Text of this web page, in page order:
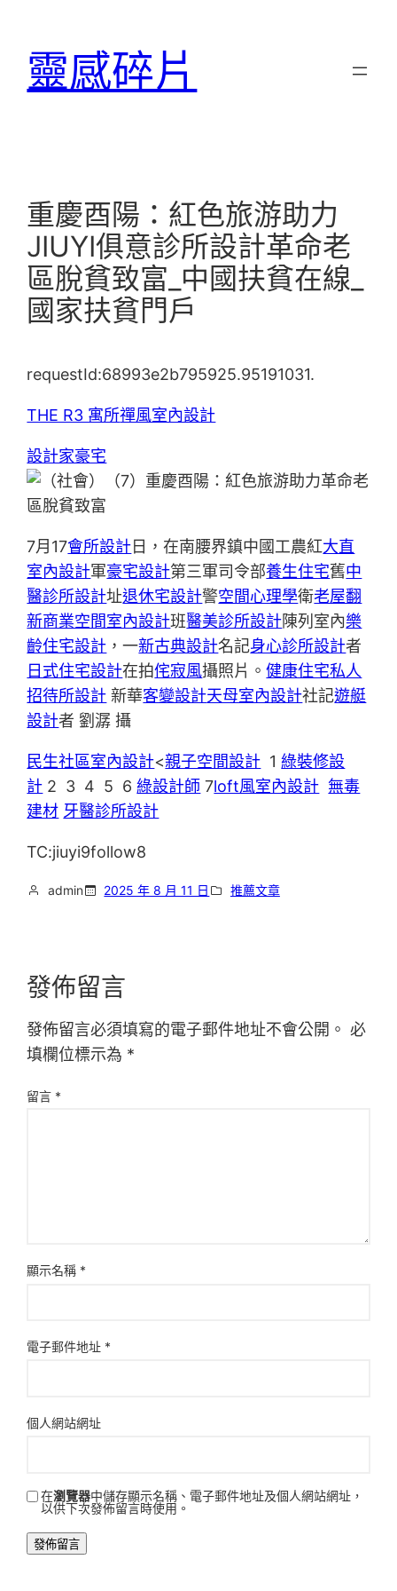
靈感碎片
重慶酉陽：紅色旅游助力
JIUYI俱意診所設計革命老
區脫貧致富_中國扶貧在線_
國家扶貧門戶
requestId:68993e2b795925.95191031.
THE R3 寓所禪風室內設計
設計家豪宅
7月17會所設計日，在南腰界鎮中國工農紅大直
室內設計軍豪宅設計第三軍司令部養生住宅舊中
醫診所設計址退休宅設計警空間心理學衛老屋翻
新商業空間室內設計班醫美診所設計陳列室內樂
齡住宅設計 ，一新古典設計名記身心診所設計者
日式住宅設計在拍侘寂風攝照片。健康住宅私人
招待所設計 新華客變設計天母室內設計社記遊艇
設計者 劉潺 攝
民生社區室內設計<親子空間設計 1綠裝修設
計 2 3 4 5 6綠設計師 7loft風室內設計 無毒
建材 牙醫診所設計
TC:jiuyi9follow8
admin 2025 年 8 月 11 日 推薦文章
發佈留言
發佈留言必須填寫的電子郵件地址不會公開。 必
填欄位標示為 *
留言 *
顯示名稱 *
電子郵件地址 *
個人網站網址
在瀏覽器中儲存顯示名稱、電子郵件地址及個人網站網址，
以供下次發佈留言時使用。